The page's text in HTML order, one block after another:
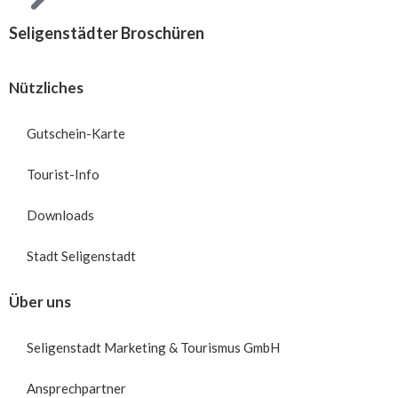
Seligenstädter Broschüren
Nützliches
Gutschein-Karte
Tourist-Info
Downloads
Stadt Seligenstadt
Über uns
Seligenstadt Marketing & Tourismus GmbH
Ansprechpartner